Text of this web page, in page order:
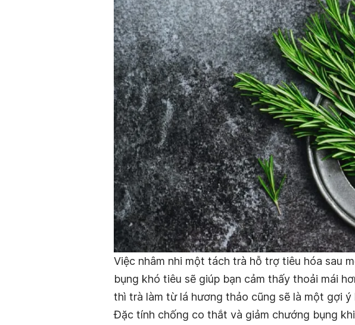
Việc nhâm nhi một tách trà hỗ trợ tiêu hóa sau
bụng khó tiêu sẽ giúp bạn cảm thấy thoải mái
thì trà làm từ lá hương thảo cũng sẽ là một gợi ý
Đặc tính chống co thắt và giảm chướng bụng